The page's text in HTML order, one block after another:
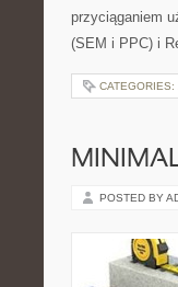
przyciąganiem
(SEM i PPC) i
CATEGORIES:
POSTED BY